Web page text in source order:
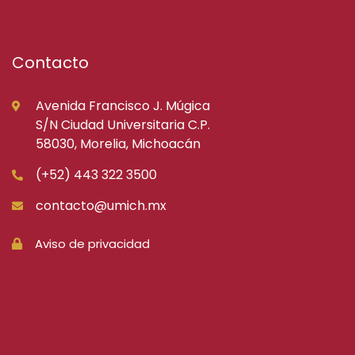
Contacto
Avenida Francisco J. Múgica
S/N Ciudad Universitaria C.P.
58030, Morelia, Michoacán
(+52) 443 322 3500
contacto@umich.mx
Aviso de privacidad